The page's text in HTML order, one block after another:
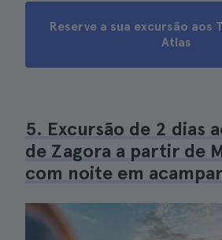
Reserve a sua excursão aos
Atlas
5. Excursão de 2 dias
de Zagora a partir de
com noite em